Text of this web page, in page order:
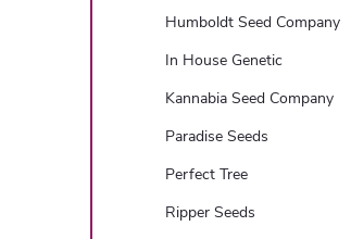
Humboldt Seed Company
In House Genetic
Kannabia Seed Company
Paradise Seeds
Perfect Tree
Ripper Seeds